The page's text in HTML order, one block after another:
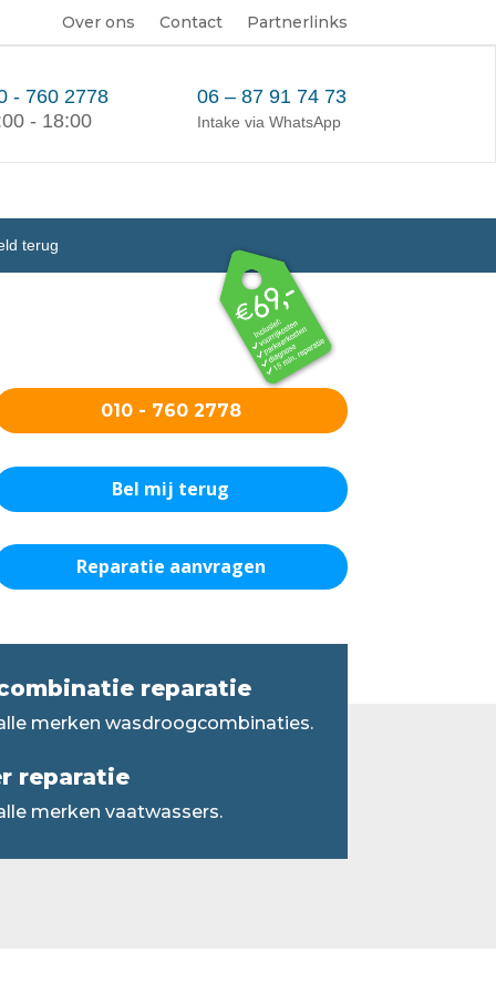
Over ons Contact Partnerlinks
- 760 2778
- 18:00
06 – 87 91 74 73
Intake via WhatsApp
terug
010 - 760 2778
Bel mij terug
Reparatie aanvragen
reparatie
merken wasdroogcombinaties.
reparatie
merken vaatwassers.